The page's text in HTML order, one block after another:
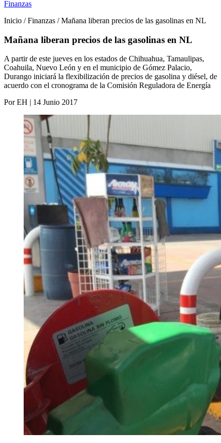
Finanzas
Inicio / Finanzas / Mañana liberan precios de las gasolinas en NL
Mañana liberan precios de las gasolinas en NL
A partir de este jueves en los estados de Chihuahua, Tamaulipas,
Coahuila, Nuevo León y en el municipio de Gómez Palacio,
Durango iniciará la flexibilización de precios de gasolina y diésel, de
acuerdo con el cronograma de la Comisión Reguladora de Energía
Por EH | 14 Junio 2017